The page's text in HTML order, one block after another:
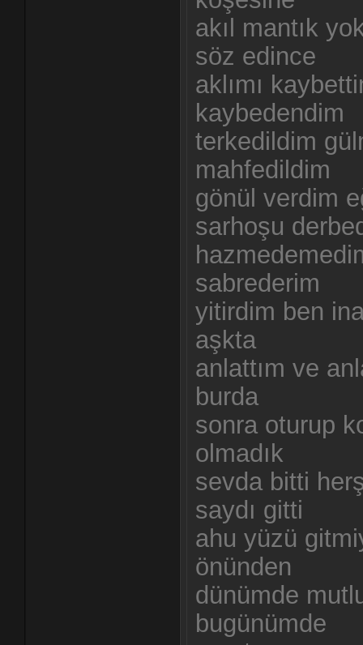
akıl mantık
söz edince
aklımı
kaybedendim
terkedildim
mahfedildim
gönül verdim
sarhoşu
sabrederim
yitirdim ben
aşkta
anlattım ve
burda
sonra oturup
olmadık
sevda bitti
saydı gitti
ahu yüzü
önünden
dünümde
bugünümde